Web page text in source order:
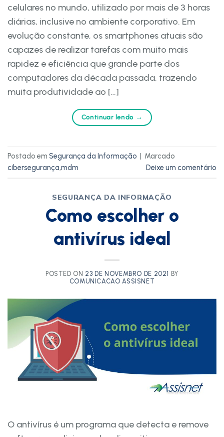
celulares no mundo, utilizado por mais de 3 horas
diárias, inclusive no ambiente corporativo. Em
evolução constante, os smartphones atuais são
capazes de realizar tarefas com muito mais
rapidez e eficiência que grande parte dos
computadores da década passada, trazendo
muita produtividade ao […]
Continuar lendo →
Postado em Segurança da Informação | Marcado
cibersegurança,mdm Deixe um comentário
SEGURANÇA DA INFORMAÇÃO
Como escolher o
antivírus ideal
POSTED ON 23 DE NOVEMBRO DE 2021 BY
COMUNICACAO ASSISNET
O antivírus é um programa que detecta e remove